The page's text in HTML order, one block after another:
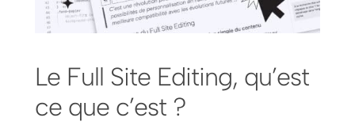
Le Full Site Editing, qu’est
ce que c’est ?